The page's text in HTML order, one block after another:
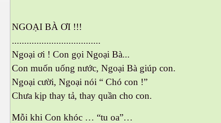
NGOẠI BÀ ƠI !!!
....................................
Ngoại ơi ! Con gọi Ngoại Bà...
Con muốn uống nước, Ngoại Bà giúp con.
Ngoại cười, Ngoại nói “ Chó con !”
Chưa kịp thay tả, thay quần cho con.
Mỗi khi Con khóc … “tu oa”…